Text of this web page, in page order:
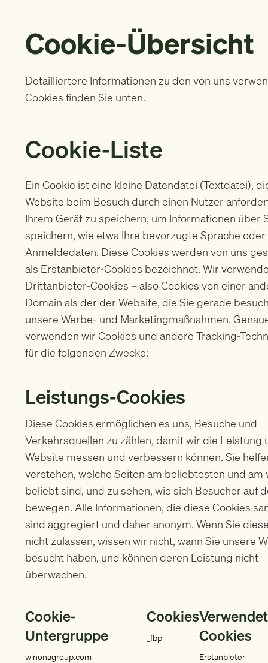
Cookie-Übersicht
Detailliertere Informationen zu den von uns
Cookies finden Sie unten.
Cookie-Liste
Ein Cookie ist eine kleine Datendatei (Textdatei),
Website beim Besuch durch einen Nutzer
Ihrem Gerät zu speichern, um Informationen über
speichern, wie etwa Ihre bevorzugte Sprache oder
Anmeldedaten. Diese Cookies werden von uns
als Erstanbieter-Cookies bezeichnet. Wir
Drittanbieter-Cookies – also Cookies von einer
Domain als der der Website, die Sie gerade
unsere Werbe- und Marketingmaßnahmen.
verwenden wir Cookies und andere Tracking-
für die folgenden Zwecke:
Leistungs-Cookies
Diese Cookies ermöglichen es uns, Besuche und
Verkehrsquellen zu zählen, damit wir die Leistung
Website messen und verbessern können. Sie
verstehen, welche Seiten am beliebtesten und am
beliebt sind, und zu sehen, wie sich Besucher auf
bewegen. Alle Informationen, die diese Cookies
sind aggregiert und daher anonym. Wenn Sie
nicht zulassen, wissen wir nicht, wann Sie unsere
besucht haben, und können deren Leistung nicht
überwachen.
Cookie-
Untergruppe
winonagroup.com
Cookies
_fbp
Cookies
Erstanbieter